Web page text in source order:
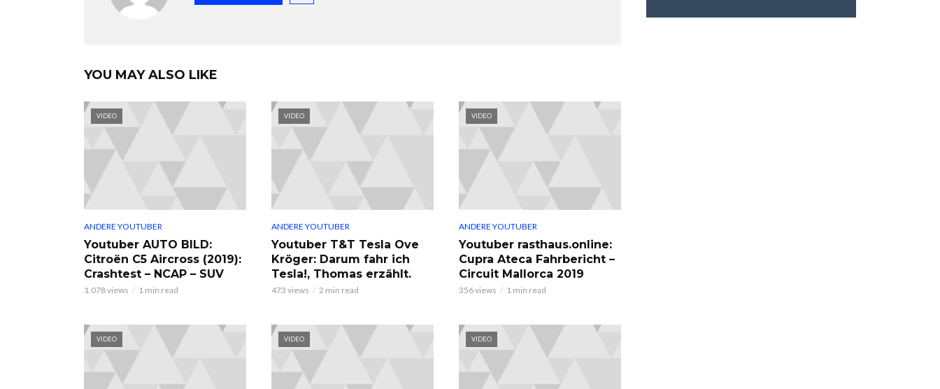
YOU MAY ALSO LIKE
VIDEO
ANDERE YOUTUBER
Youtuber AUTO BILD:
Citroën C5 Aircross (2019):
Crashtest – NCAP – SUV
1.078 views 1 min read
VIDEO
ANDERE YOUTUBER
Youtuber T&T Tesla Ove
Kröger: Darum fahr ich
Tesla!, Thomas erzählt.
473 views 2 min read
VIDEO
ANDERE YOUTUBER
Youtuber rasthaus.online:
Cupra Ateca Fahrbericht –
Circuit Mallorca 2019
356 views 1 min read
VIDEO VIDEO VIDEO